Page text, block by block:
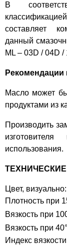
В
составляет
данный
ML – 03D / 04D /
Масло может
продуктами из
Производить
использования.
Цвет,
Плотность при
Вязкость при
Вязкость при
Индекс